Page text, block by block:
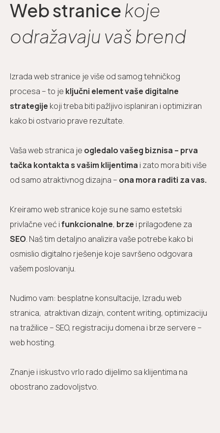
Web stranice koje
odražavaju vaš brend
Izrada web stranice je više od samog tehničkog
procesa – to je ključni element vaše digitalne
strategije koji treba biti pažljivo isplaniran i optimiziran
kako bi ostvario prave rezultate.
Vaša web stranica je ogledalo vašeg biznisa – prva
tačka kontakta s vašim klijentima i zato mora biti više
od samo atraktivnog dizajna – ona mora raditi za vas.
Kreiramo web stranice koje su ne samo estetski
privlačne već ifunkcionalne, brze i prilagođene za
SEO. Naš tim detaljno analizira vaše potrebe kako bi
osmislio digitalno rješenje koje savršeno odgovara
vašem poslovanju.
Nudimo vam: besplatne konsultacije, Izradu web
stranica, atraktivan dizajn, content writing, optimizaciju
na tražilice – SEO, registraciju domena i brze servere –
web hosting.
Znanje i iskustvo vrlo rado dijelimo sa klijentima na
obostrano zadovoljstvo.